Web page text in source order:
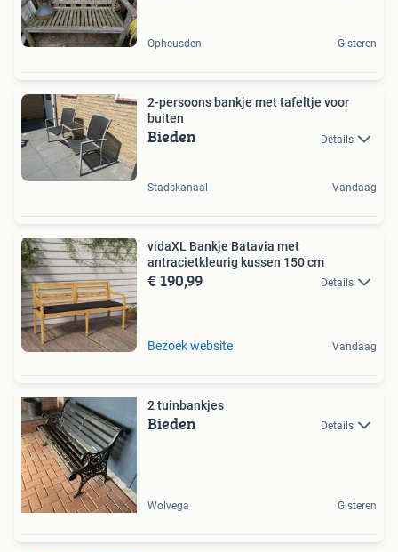
Opheusden Gisteren
2-persoons bankje met tafeltje voor
buiten
Bieden Details
Stadskanaal Vandaag
vidaXL Bankje Batavia met
antracietkleurig kussen 150 cm
€ 190,99 Details
Bezoek website Vandaag
2 tuinbankjes
Bieden Details
Wolvega Gisteren